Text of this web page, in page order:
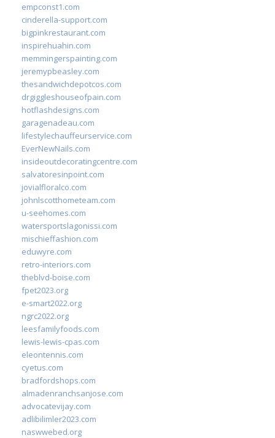
empconst1.com
cinderella-support.com
bigpinkrestaurant.com
inspirehuahin.com
memmingerspainting.com
jeremypbeasley.com
thesandwichdepotcos.com
drgiggleshouseofpain.com
hotflashdesigns.com
garagenadeau.com
lifestylechauffeurservice.com
EverNewNails.com
insideoutdecoratingcentre.com
salvatoresinpoint.com
jovialfloralco.com
johnlscotthometeam.com
u-seehomes.com
watersportslagonissi.com
mischieffashion.com
eduwyre.com
retro-interiors.com
theblvd-boise.com
fpet2023.org
e-smart2022.org
ngrc2022.org
leesfamilyfoods.com
lewis-lewis-cpas.com
eleontennis.com
cyetus.com
bradfordshops.com
almadenranchsanjose.com
advocatevijay.com
adlibilimler2023.com
naswwebed.org